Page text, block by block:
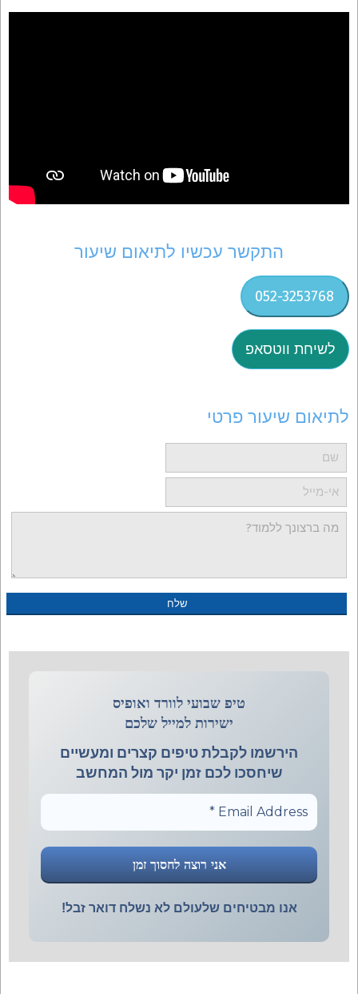
התקשר עכשיו לתיאום שיעור
052-3253768
לשיחת ווטסאפ
לתיאום שיעור פרטי
טיפ שבועי לוורד ואופיס
ישירות למייל שלכם
הירשמו לקבלת טיפים קצרים ומעשיים
שיחסכו לכם זמן יקר מול המחשב
אנו מבטיחים שלעולם לא נשלח דואר זבל!